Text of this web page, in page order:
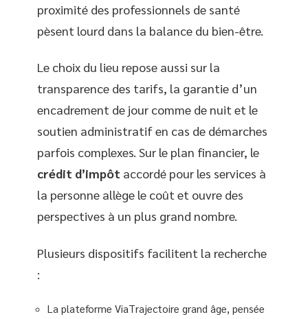
proximité des professionnels de santé
pèsent lourd dans la balance du bien-être.
Le choix du lieu repose aussi sur la
transparence des tarifs, la garantie d’un
encadrement de jour comme de nuit et le
soutien administratif en cas de démarches
parfois complexes. Sur le plan financier, le
crédit d’impôt accordé pour les services à
la personne allège le coût et ouvre des
perspectives à un plus grand nombre.
Plusieurs dispositifs facilitent la recherche
:
La plateforme ViaTrajectoire grand âge, pensée